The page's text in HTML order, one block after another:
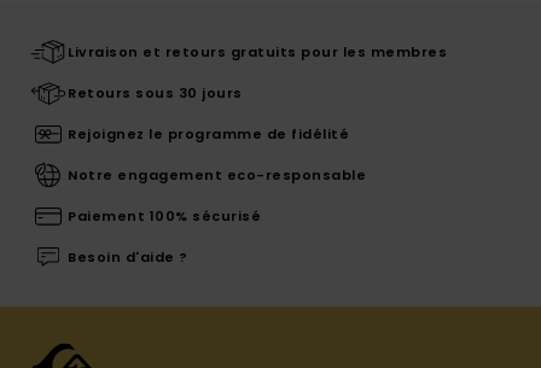
Livraison et retours gratuits pour les membres
Retours sous 30 jours
Rejoignez le programme de fidélité
Notre engagement eco-responsable
Paiement 100% sécurisé
Besoin d'aide ?